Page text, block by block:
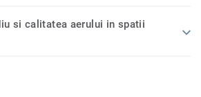
si calitatea aerului in spatii